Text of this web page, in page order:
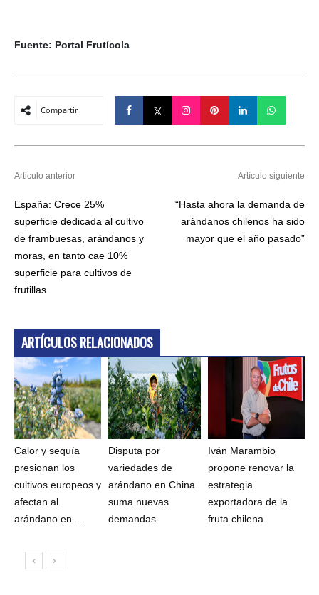
Fuente: Portal Frutícola
Compartir
Articulo anterior
España: Crece 25%
superficie dedicada al cultivo
de frambuesas, arándanos y
moras, en tanto cae 10%
superficie para cultivos de
frutillas
Artículo siguiente
“Hasta ahora la demanda de
arándanos chilenos ha sido
mayor que el año pasado”
ARTÍCULOS RELACIONADOS
Calor y sequía
presionan los
cultivos europeos y
afectan al
arándano en ...
Disputa por
variedades de
arándano en China
suma nuevas
demandas
Iván Marambio
propone renovar la
estrategia
exportadora de la
fruta chilena